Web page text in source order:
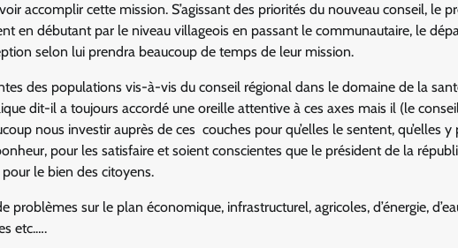
accomplir cette mission. S’agissant des priorités du nouveau conseil, le
en débutant par le niveau villageois en passant le communautaire, le
selon lui prendra beaucoup de temps de leur mission.
des populations vis-à-vis du conseil régional dans le domaine de la
dit-il a toujours accordé une oreille attentive à ces axes mais il (le
nous investir auprès de ces couches pour qu’elles le sentent, qu’elles
pour les satisfaire et soient conscientes que le président de la
le bien des citoyens.
problèmes sur le plan économique, infrastructurel, agricoles, d’énergie,
etc.….